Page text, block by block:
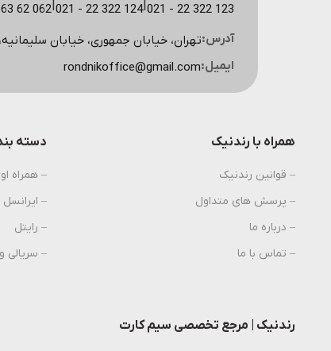
123 322 22 - 021
124 322 22 - 021
062 62 63 0912 (مشاوره سایت)
آدرس:تهران، خیابان جمهوری، خیابان سلیمانیه، نبش کوچه
ایمیل:rondnikoffice@gmail.com
همراه با رندنیک
– قوانین رندنیک
– پرسش های متداول
– درباره ما
– تماس با ما
دسته
– همراه
– ایرانسل
– رایتل
– سریالی
رندنیک | مرجع تخصصی سیم کارت